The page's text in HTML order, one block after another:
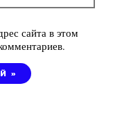
сайта в этом